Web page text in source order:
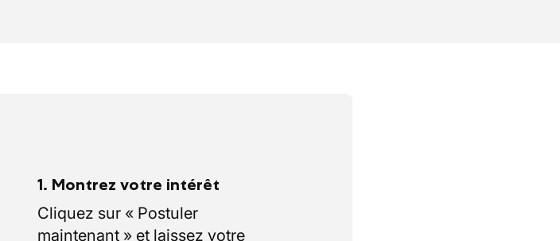
1. Montrez votre intérêt
Cliquez sur « Postuler
maintenant » et laissez votre